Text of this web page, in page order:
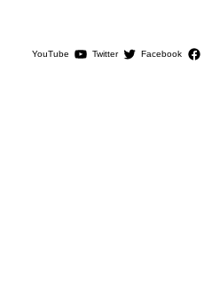
Facebook
Twitter
YouTube